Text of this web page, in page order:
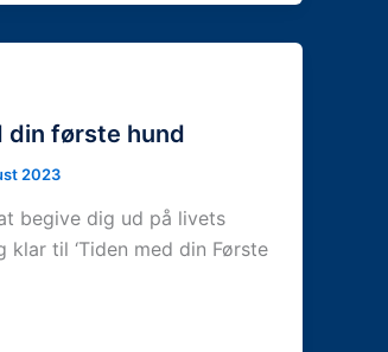
din første hund
2023
begive dig ud på livets
klar til ‘Tiden med din Første